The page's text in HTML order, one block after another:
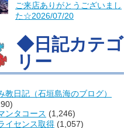
ご来店ありがとうございまし
た☆2026/07/20
◆日記カテゴ
リー
教日記（石垣島海のブログ）
ンタコース (1,246)
イセンス取得 (1,057)